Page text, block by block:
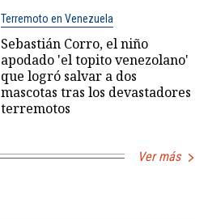
Terremoto en Venezuela
Sebastián Corro, el niño
apodado 'el topito venezolano'
que logró salvar a dos
mascotas tras los devastadores
terremotos
Ver más